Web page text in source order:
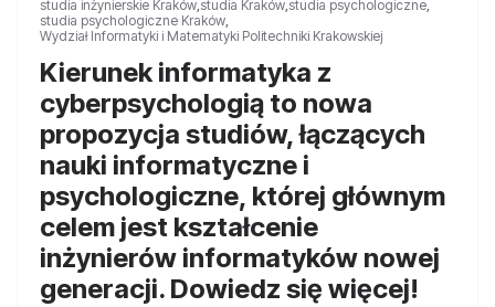
studia inżynierskie Kraków,studia Kraków,studia psychologiczne,
studia psychologiczne Kraków,
Wydział Informatyki i Matematyki Politechniki Krakowskiej
Kierunek informatyka z
cyberpsychologią to nowa
propozycja studiów, łączących
nauki informatyczne i
psychologiczne, której głównym
celem jest kształcenie
inżynierów informatyków nowej
generacji. Dowiedz się więcej!